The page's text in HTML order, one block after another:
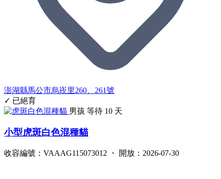
澎湖縣馬公市烏崁里260、261號
✓ 已絕育
男孩 等待 10 天
小型虎斑白色混種貓
收容編號：VAAAG115073012 ・ 開放：2026-07-30